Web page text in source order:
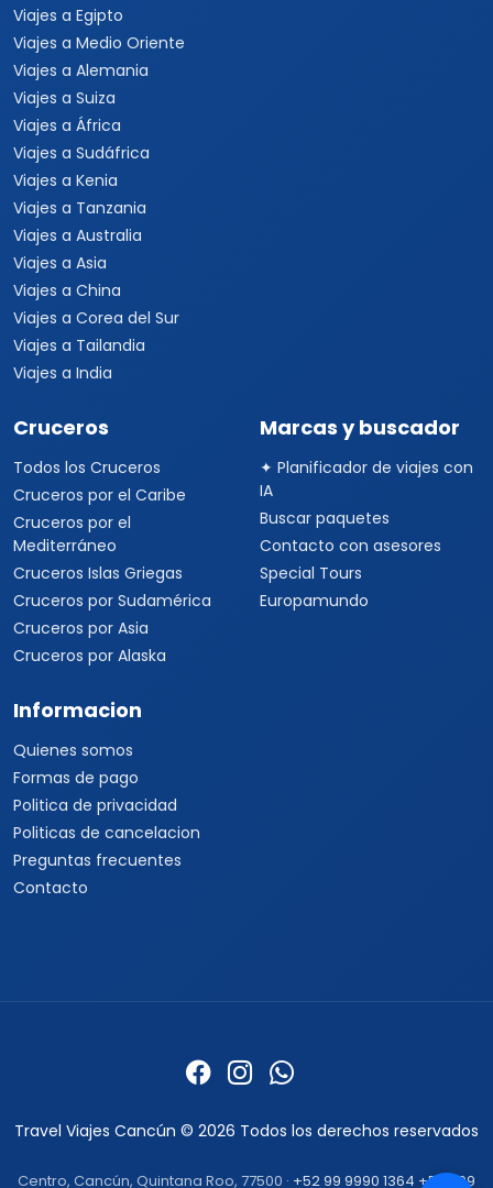
Viajes a Egipto
Viajes a Medio Oriente
Viajes a Alemania
Viajes a Suiza
Viajes a África
Viajes a Sudáfrica
Viajes a Kenia
Viajes a Tanzania
Viajes a Australia
Viajes a Asia
Viajes a China
Viajes a Corea del Sur
Viajes a Tailandia
Viajes a India
Cruceros
Todos los Cruceros
Cruceros por el Caribe
Cruceros por el
Mediterráneo
Cruceros Islas Griegas
Cruceros por Sudamérica
Cruceros por Asia
Cruceros por Alaska
Marcas y buscador
✦ Planificador de viajes con
IA
Buscar paquetes
Contacto con asesores
Special Tours
Europamundo
Informacion
Quienes somos
Formas de pago
Politica de privacidad
Politicas de cancelacion
Preguntas frecuentes
Contacto
Travel Viajes Cancún © 2026 Todos los derechos reservados
Centro, Cancún, Quintana Roo, 77500 · +52 99 9990 1364 +52 999